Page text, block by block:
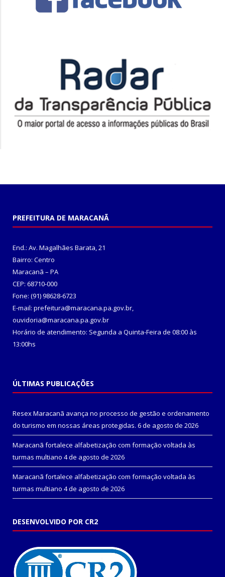
PREFEITURA DE MARACANÃ
End.: Av. Magalhães Barata, 21
Bairro: Centro
Maracanã – PA
CEP: 68710-000
Fone: (91) 98628-6723
E-mail: prefeitura@maracana.pa.gov.br,
ouvidoria@maracana.pa.gov.br
Horário de atendimento: Segunda a Quinta-Feira de 08:00 às
13:00hs
ÚLTIMAS PUBLICAÇÕES
Resex Maracanã avança no processo de gestão e ordenamento
do turismo em nossas áreas protegidas. 6 de agosto de 2026
Maracanã fortalece alfabetização com formação voltada às
turmas multiano 4 de agosto de 2026
Maracanã fortalece alfabetização com formação voltada às
turmas multiano 4 de agosto de 2026
DESENVOLVIDO POR CR2